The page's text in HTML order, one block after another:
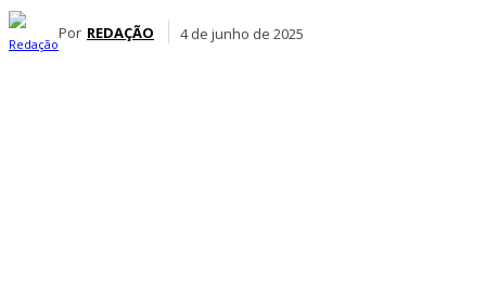
Por REDAÇÃO 4 de junho de 2025